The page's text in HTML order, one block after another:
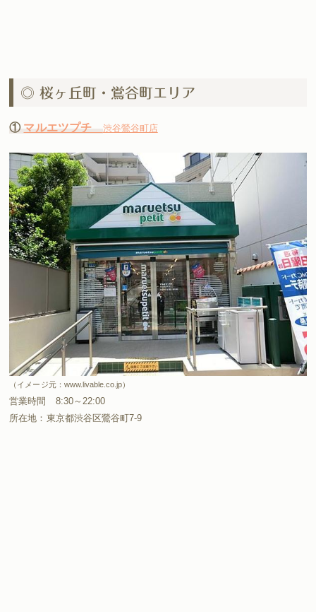
◎ 桜ヶ丘町・鴬谷町エリア
① マルエツプチ 渋谷鶯谷町店
（イメージ元：www.livable.co.jp）
営業時間 8:30～22:00
所在地：東京都渋谷区鶯谷町7-9